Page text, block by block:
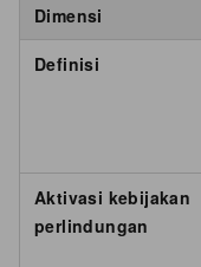
Dimensi
Definisi
Aktivasi kebijakan
perlindungan